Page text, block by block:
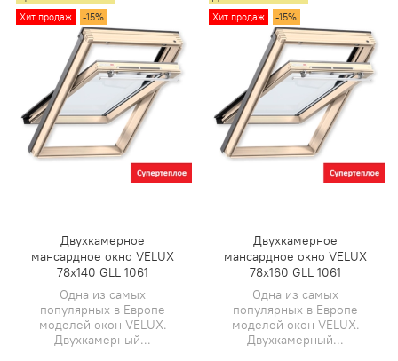
Хит продаж
-15%
Двухкамерное
мансардное окно VELUX
78х140 GLL 1061
Одна из самых
популярных в Европе
моделей окон VELUX.
Двухкамерный...
Хит продаж
-15%
Двухкамерное
мансардное окно VELUX
78х160 GLL 1061
Одна из самых
популярных в Европе
моделей окон VELUX.
Двухкамерный...